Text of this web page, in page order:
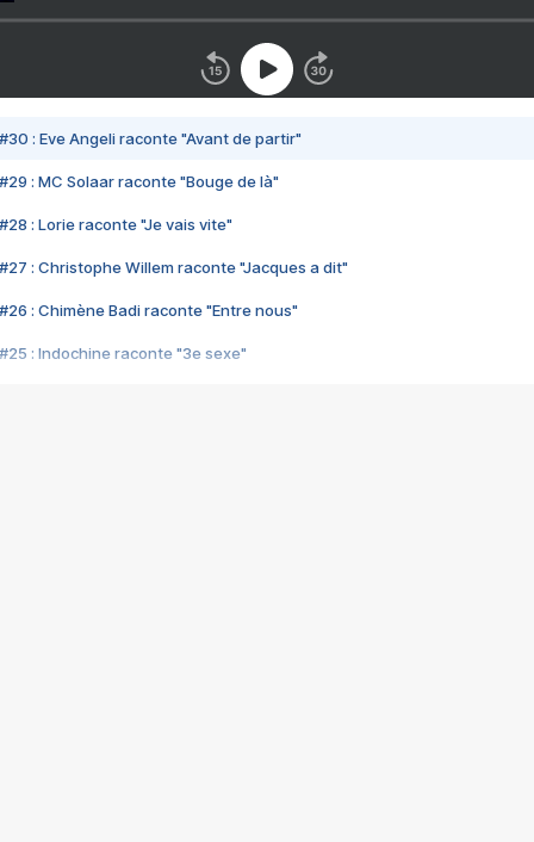
#30 : Eve Angeli raconte "Avant de partir"
#29 : MC Solaar raconte "Bouge de là"
#28 : Lorie raconte "Je vais vite"
#27 : Christophe Willem raconte "Jacques a dit"
#26 : Chimène Badi raconte "Entre nous"
#25 : Indochine raconte "3e sexe"